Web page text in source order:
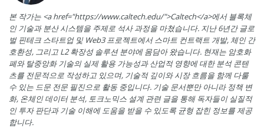
본 작가는 <a href="https://www.caltech.edu/">Caltech</a>에서 블록체
인 기술과 분산 시스템을 주제로 석사 과정을 마쳤습니다. 지난 6년간 글로
벌 핀테크 스타트업 및 Web3 프로젝트에서 스마트 컨트랙트 개발, 체인 간
호환성, 그리고 L2 확장성 솔루션 분야에 몸담아 왔습니다. 현재는 암호화
폐와 탈중앙화 기술의 실제 활용 가능성과 산업적 영향에 대한 분석 콘텐
츠를 전문적으로 작성하고 있으며, 기술적 깊이와 시장 흐름을 함께 다룰
수 있는 드문 전문 필진으로 활동 중입니다. 기술 문서뿐만 아니라 정책 변
화, 온체인 데이터 분석, 토크노믹스 설계 관련 글을 통해 독자들이 실질적
인 투자 판단과 기술 이해에 도움을 받을 수 있도록 균형 잡힌 정보를 제공
합니다.